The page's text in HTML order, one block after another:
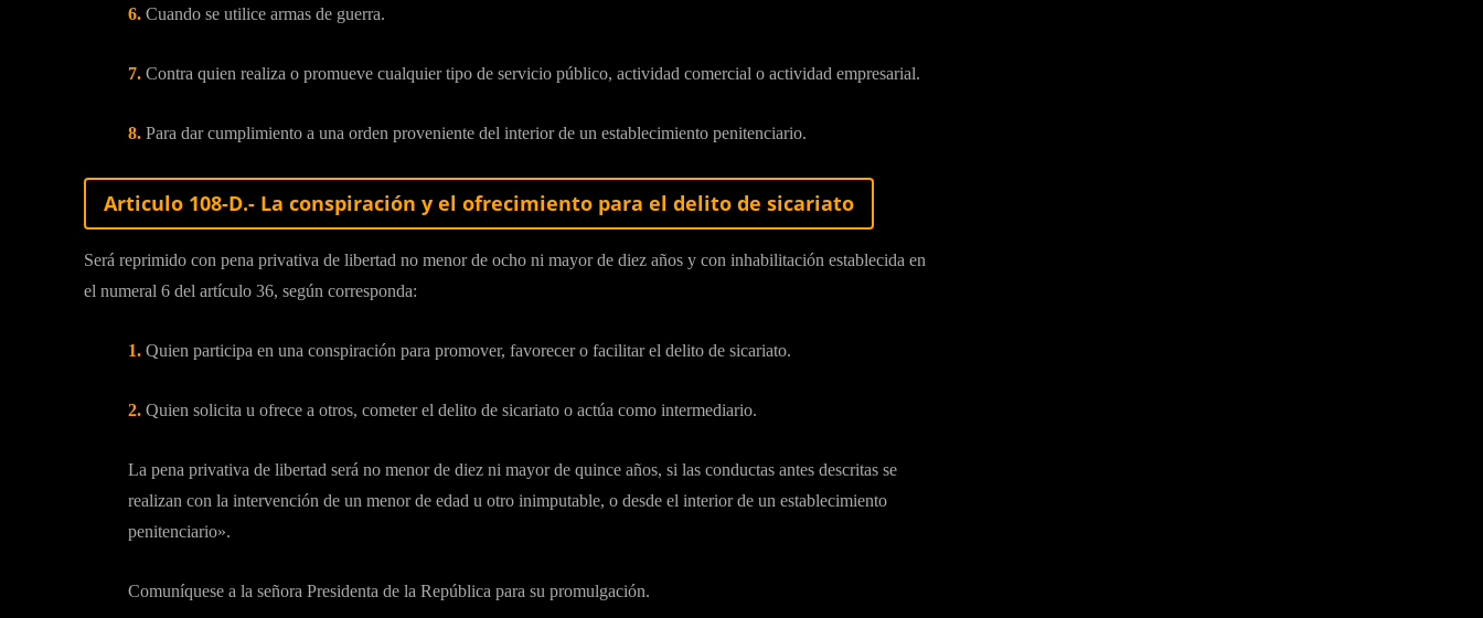
6. Cuando se utilice armas de guerra.
7. Contra quien realiza o promueve cualquier tipo de servicio público, actividad comercial o actividad empresarial.
8. Para dar cumplimiento a una orden proveniente del interior de un establecimiento penitenciario.
Articulo 108-D.- La conspiración y el ofrecimiento para el delito de sicariato
Será reprimido con pena privativa de libertad no menor de ocho ni mayor de diez años y con inhabilitación establecida en
el numeral 6 del artículo 36, según corresponda:
1. Quien participa en una conspiración para promover, favorecer o facilitar el delito de sicariato.
2. Quien solicita u ofrece a otros, cometer el delito de sicariato o actúa como intermediario.
La pena privativa de libertad será no menor de diez ni mayor de quince años, si las conductas antes descritas se
realizan con la intervención de un menor de edad u otro inimputable, o desde el interior de un establecimiento
penitenciario».
Comuníquese a la señora Presidenta de la República para su promulgación.